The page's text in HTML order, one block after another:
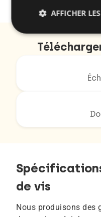
de vis
Nous produisons des
AFFICHER